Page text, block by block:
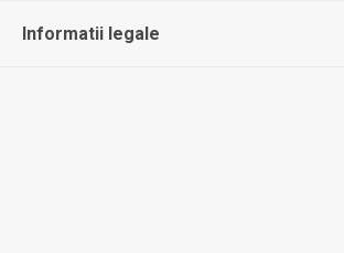
Informatii legale